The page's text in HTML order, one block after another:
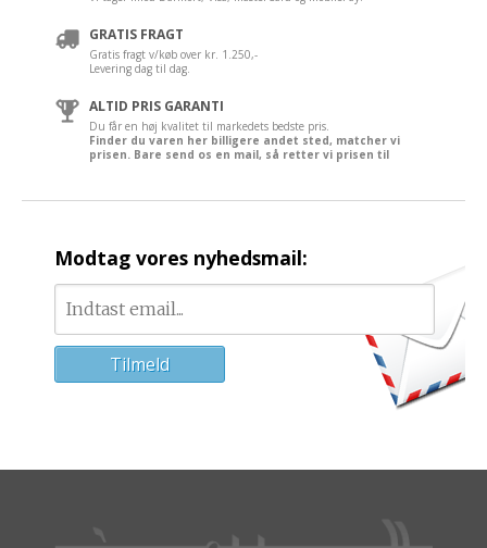
GRATIS FRAGT
Gratis fragt v/køb over kr. 1.250,-
Levering dag til dag.
ALTID PRIS GARANTI
Du får en høj kvalitet til markedets bedste pris.
Finder du varen her billigere andet sted, matcher vi
prisen. Bare send os en mail, så retter vi prisen til
Modtag vores nyhedsmail: